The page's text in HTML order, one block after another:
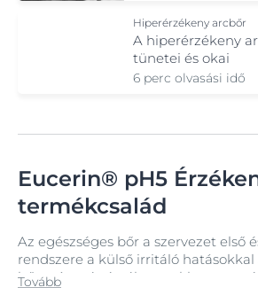
Hiperérzékeny arcbőr
A hiperérzékeny
tünetei és okai
6 perc olvasási idő
Eucerin® pH5
termékcsalád
Az egészséges bőr a szervezet első
rendszere a külső irritáló hatásokkal
bőr száraz és érzékeny, akkor ez a
Tovább